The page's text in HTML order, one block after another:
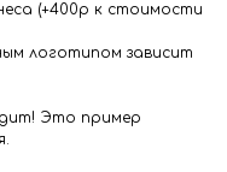
(+400р к стоимости
логотипом зависит
Это пример